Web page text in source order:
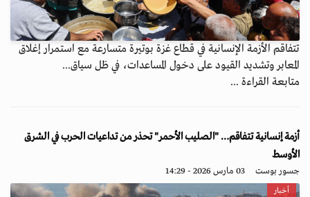
تتفاقم الأزمة الإنسانية في قطاع غزة بوتيرة متسارعة مع استمرار إغلاق
المعابر وتشديد القيود على دخول المساعدات، في ظل سياق...
متابعة القراءة ...
أزمة إنسانية تتفاقم… "الصليب الأحمر" تحذر من تداعيات الحرب في الشرق
الأوسط
جسور بوست 03 مارس 2026 - 14:29
أخبار